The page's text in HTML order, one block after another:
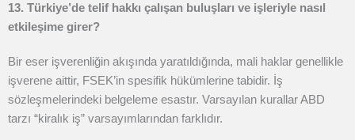
13. Türkiye’de telif hakkı çalışan buluşları ve işleriyle nasıl
etkileşime girer?
Bir eser işverenliğin akışında yaratıldığında, mali haklar genellikle
işverene aittir, FSEK’in spesifik hükümlerine tabidir. İş
sözleşmelerindeki belgeleme esastır. Varsayılan kurallar ABD
tarzı “kiralık iş” varsayımlarından farklıdır.